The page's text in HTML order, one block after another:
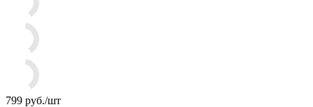
799 руб./шт